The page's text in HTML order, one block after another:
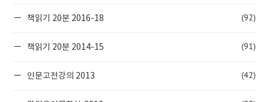
책읽기 20분 2016-18 (92)
책읽기 20분 2014-15 (91)
인문고전강의 2013 (42)